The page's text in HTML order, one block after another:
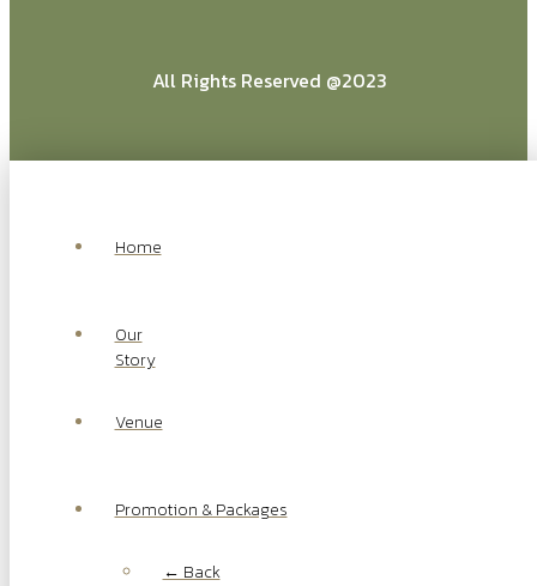
All Rights Reserved @2023
Home
Our
Story
Venue
Promotion & Packages
← Back